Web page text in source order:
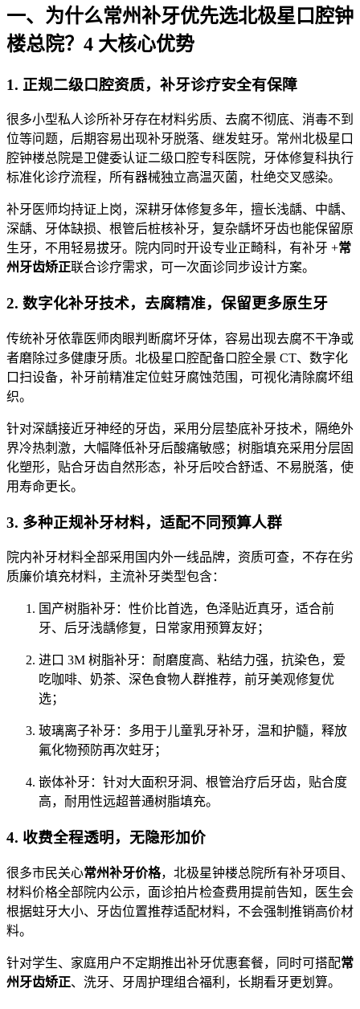
一、为什么常州补牙优先选北极星口腔钟
楼总院？4 大核心优势
1. 正规二级口腔资质，补牙诊疗安全有保障
很多小型私人诊所补牙存在材料劣质、去腐不彻底、消毒不到
位等问题，后期容易出现补牙脱落、继发蛀牙。常州北极星口
腔钟楼总院是卫健委认证二级口腔专科医院，牙体修复科执行
标准化诊疗流程，所有器械独立高温灭菌，杜绝交叉感染。
补牙医师均持证上岗，深耕牙体修复多年，擅长浅龋、中龋、
深龋、牙体缺损、根管后桩核补牙，复杂龋坏牙齿也能保留原
生牙，不用轻易拔牙。院内同时开设专业正畸科，有补牙 +常
州牙齿矫正联合诊疗需求，可一次面诊同步设计方案。
2. 数字化补牙技术，去腐精准，保留更多原生牙
传统补牙依靠医师肉眼判断腐坏牙体，容易出现去腐不干净或
者磨除过多健康牙质。北极星口腔配备口腔全景 CT、数字化
口扫设备，补牙前精准定位蛀牙腐蚀范围，可视化清除腐坏组
织。
针对深龋接近牙神经的牙齿，采用分层垫底补牙技术，隔绝外
界冷热刺激，大幅降低补牙后酸痛敏感；树脂填充采用分层固
化塑形，贴合牙齿自然形态，补牙后咬合舒适、不易脱落，使
用寿命更长。
3. 多种正规补牙材料，适配不同预算人群
院内补牙材料全部采用国内外一线品牌，资质可查，不存在劣
质廉价填充材料，主流补牙类型包含：
国产树脂补牙：性价比首选，色泽贴近真牙，适合前
牙、后牙浅龋修复，日常家用预算友好；
进口 3M 树脂补牙：耐磨度高、粘结力强，抗染色，爱
吃咖啡、奶茶、深色食物人群推荐，前牙美观修复优
选；
玻璃离子补牙：多用于儿童乳牙补牙，温和护髓，释放
氟化物预防再次蛀牙；
嵌体补牙：针对大面积牙洞、根管治疗后牙齿，贴合度
高，耐用性远超普通树脂填充。
4. 收费全程透明，无隐形加价
很多市民关心常州补牙价格，北极星钟楼总院所有补牙项目、
材料价格全部院内公示，面诊拍片检查费用提前告知，医生会
根据蛀牙大小、牙齿位置推荐适配材料，不会强制推销高价材
料。
针对学生、家庭用户不定期推出补牙优惠套餐，同时可搭配常
州牙齿矫正、洗牙、牙周护理组合福利，长期看牙更划算。